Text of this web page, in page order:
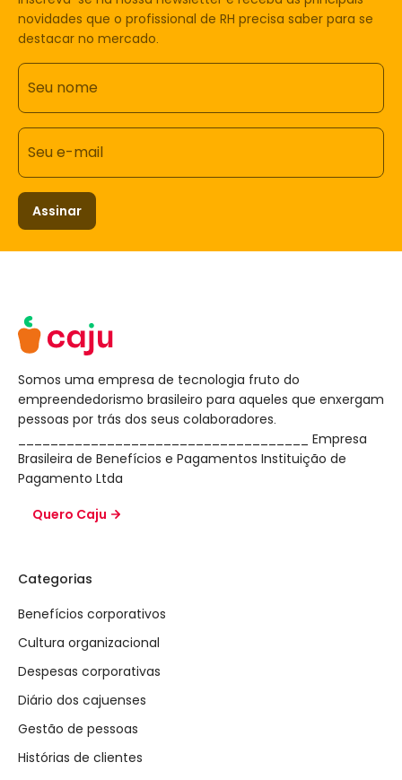
novidades que o profissional de RH precisa saber para se
destacar no mercado.
Seu nome
Seu e-mail
Assinar
Somos uma empresa de tecnologia fruto do
empreendedorismo brasileiro para aqueles que enxergam
pessoas por trás dos seus colaboradores.
____________________________________ Empresa
Brasileira de Benefícios e Pagamentos Instituição de
Pagamento Ltda
Quero Caju
Categorias
Benefícios corporativos
Cultura organizacional
Despesas corporativas
Diário dos cajuenses
Gestão de pessoas
Histórias de clientes